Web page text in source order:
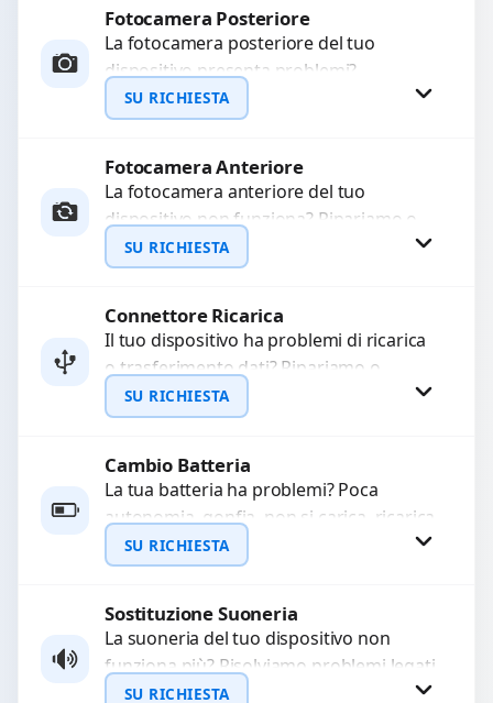
Richiedi Preventivo
WhatsApp
Fotocamera Posteriore
La fotocamera posteriore del tuo
dispositivo presenta problemi?
Interveniamo per risolvere guasti come
immagini sfocate, messa a fuoco non
SU RICHIESTA
Richiedi Preventivo
WhatsApp
Fotocamera Anteriore
La fotocamera anteriore del tuo
dispositivo non funziona? Ripariamo o
sostituiamo fotocamere guaste con
problemi come immagini sfocate, messa
SU RICHIESTA
Richiedi Preventivo
WhatsApp
Connettore Ricarica
Il tuo dispositivo ha problemi di ricarica
o trasferimento dati? Ripariamo o
sostituiamo connettori di ricarica guasti,
rotti, allentati, danneggiati,...
SU RICHIESTA
Richiedi Preventivo
WhatsApp
Cambio Batteria
La tua batteria ha problemi? Poca
autonomia, gonfia, non si carica, ricarica
lenta o cicli di ricarica esauriti?
Sostituiamo la...
SU RICHIESTA
Richiedi Preventivo
WhatsApp
Sostituzione Suoneria
La suoneria del tuo dispositivo non
funziona più? Risolviamo problemi legati
a moduli audio difettosi con interventi
SU RICHIESTA